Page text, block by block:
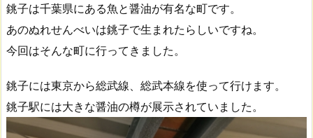
銚子は千葉県にある魚と醤油が有名な町です。
あのぬれせんべいは銚子で生まれたらしいですね。
今回はそんな町に行ってきました。
銚子には東京から総武線、総武本線を使って行けます。
銚子駅には大きな醤油の樽が展示されていました。